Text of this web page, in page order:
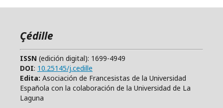
Çédille
ISSN (edición digital): 1699-4949
DOI: 10.25145/j.cedille
Edita: Asociación de Francesistas de la Universidad
Española con la colaboración de la Universidad de La
Laguna